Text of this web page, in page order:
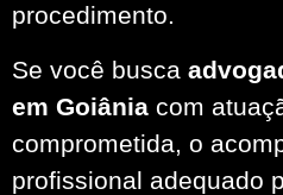
procedimento.
Se você busca
em Goiânia com
comprometida, o
profissional adequado